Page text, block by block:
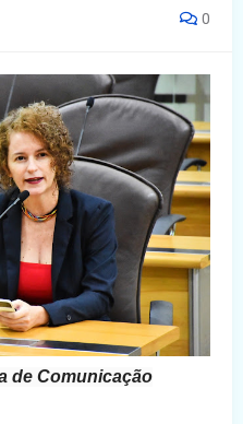
0
de Comunicação